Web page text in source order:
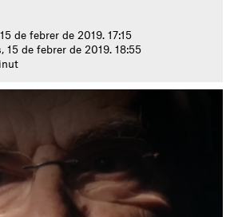
de febrer de 2019. 17:15
15 de febrer de 2019. 18:55